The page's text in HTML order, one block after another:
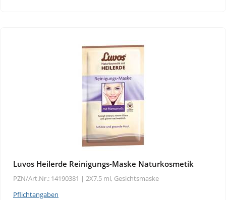
Luvos Heilerde Reinigungs-Maske Naturkosmetik
PZN/Art.Nr.: 14190381 | 2X7.5 ml, Gesichtsmaske
Pflichtangaben